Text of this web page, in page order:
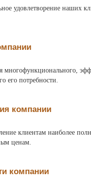
удовлетворение наших
многофункционального,
его потребности.
компании
клиентам наиболее
ценам.
компании